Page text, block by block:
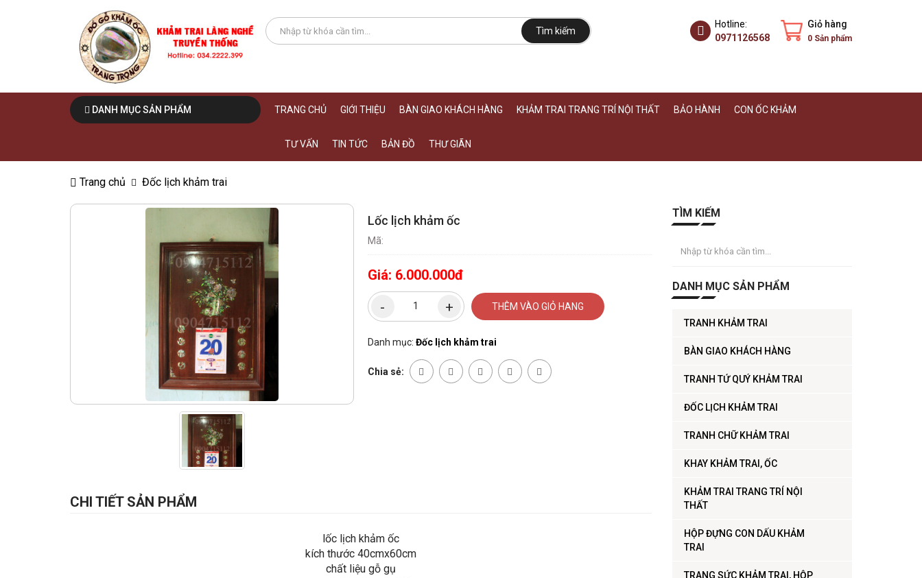
Tìm kiếm
Giỏ hàng
0 Sản phẩm
Hotline:
0971126568
DANH MỤC SẢN PHẨM TRANG CHỦ GIỚI THIỆU BÀN GIAO KHÁCH HÀNG KHẢM TRAI TRANG TRÍ NỘI THẤT BẢO HÀNH CON ỐC KHẢM
TƯ VẤN TIN TỨC BẢN ĐỒ THƯ GIÃN
Trang chủ Đốc lịch khảm trai
Lốc lịch khảm ốc
Mã:
Giá: 6.000.000đ
THÊM VÀO GIỎ HANG
Danh mục: Đốc lịch khảm trai
Chia sẻ:
CHI TIẾT SẢN PHẨM
lốc lịch khảm ốc
kích thước 40cmx60cm
chất liệu gỗ gụ
TÌM KIẾM
DANH MỤC SẢN PHẨM
TRANH KHẢM TRAI
BÀN GIAO KHÁCH HÀNG
TRANH TỨ QUÝ KHẢM TRAI
ĐỐC LỊCH KHẢM TRAI
TRANH CHỮ KHẢM TRAI
KHAY KHẢM TRAI, ỐC
KHẢM TRAI TRANG TRÍ NỘI
THẤT
HỘP ĐỰNG CON DẤU KHẢM
TRAI
TRANG SỨC KHẢM TRAI, HỘP